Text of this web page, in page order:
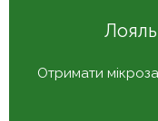
Отримати